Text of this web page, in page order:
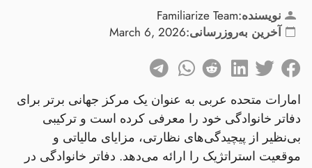
نویسنده:Familiarize Team
آخرین به‌روزرسانی:March 6, 2026
امارات متحده عربی به عنوان یک مرکز جهانی برتر برای
دفاتر خانوادگی خود را معرفی کرده است و ترکیبی
بی‌نظیر از پیچیدگی‌های نظارتی، مزایای مالیاتی و
موقعیت استراتژیک را ارائه می‌دهد. دفاتر خانوادگی در